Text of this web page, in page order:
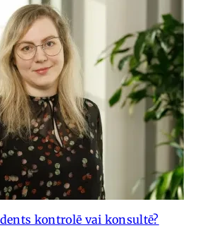
kontrolē vai konsultē?